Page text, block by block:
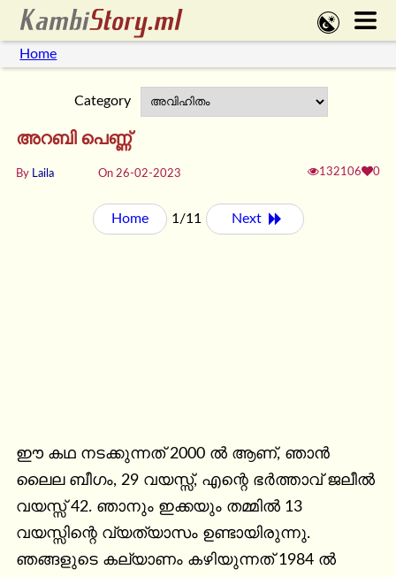
Home
Category
അറബി പെണ്ണ്
By Laila On 26-02-2023 132106 0
Home 1/11 Next
ഈ കഥ നടക്കുന്നത് 2000 ൽ ആണ്, ഞാൻ
ലൈല ബീഗം, 29 വയസ്സ്, എന്റെ ഭർത്താവ് ജലീൽ
വയസ്സ് 42. ഞാനും ഇക്കയും തമ്മിൽ 13
വയസ്സിന്റെ വ്യത്യാസം ഉണ്ടായിരുന്നു.
ഞങ്ങളുടെ കല്യാണം കഴിയുന്നത് 1984 ൽ